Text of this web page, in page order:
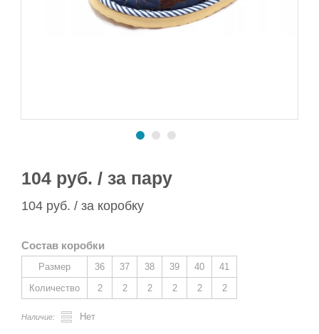
104 руб. / за пару
104 руб. / за коробку
Состав коробки
Размер 36 37 38 39 40
41
Количество
2 2 2 2 2 2
Наличие: Нет